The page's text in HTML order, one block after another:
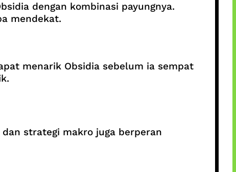
dengan kombinasi payungnya.
mendekat.
menarik Obsidia sebelum ia sempat
strategi makro juga berperan